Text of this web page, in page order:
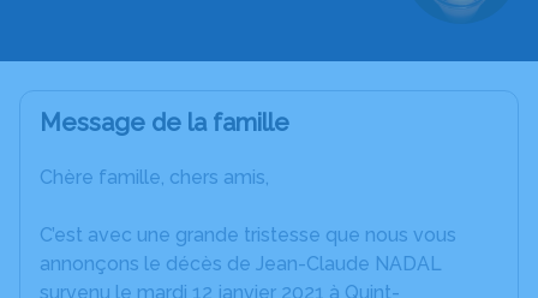
Message de la famille
Chère famille, chers amis,
C’est avec une grande tristesse que nous vous
annonçons le décès de Jean-Claude NADAL
survenu le mardi 12 janvier 2021 à Quint-